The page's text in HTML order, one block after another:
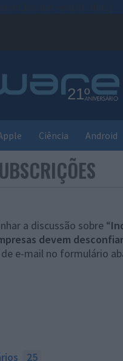
Ciência Android
a discussão sobre “
devem desconfiar
e-mail no formulário
25